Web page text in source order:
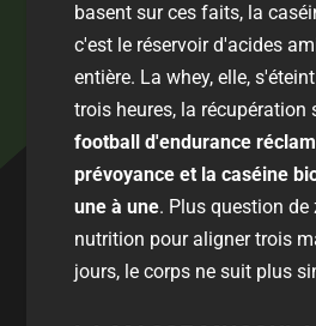
basent sur ces faits, la
c'est le réservoir d'acides
entière. La whey, elle,
trois heures, la récupération
football d'endurance
prévoyance et la caséine
une à une. Plus question de
nutrition pour aligner trois
jours, le corps ne suit plus